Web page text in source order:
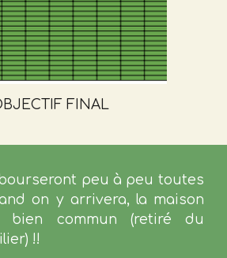
FINAL
peu à peu toutes
on y arrivera, la maison
bien commun (retiré du
!!